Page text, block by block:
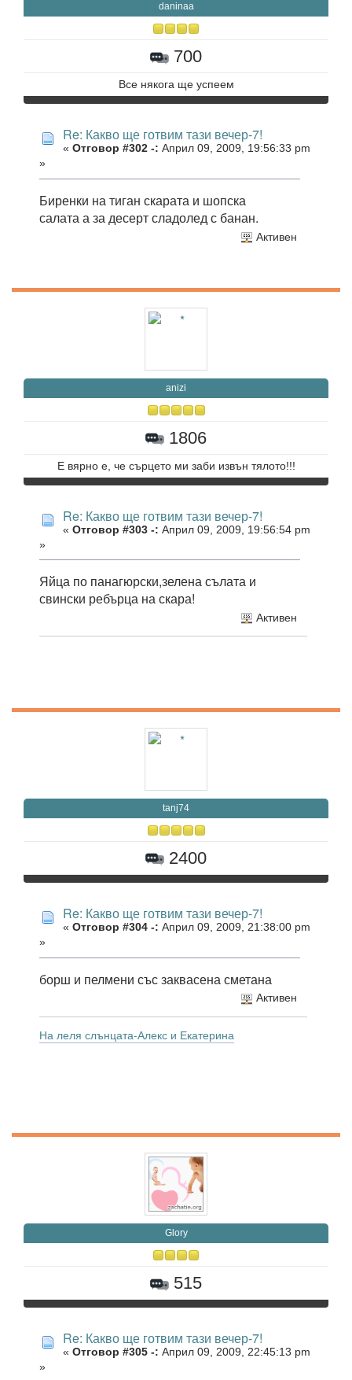
daninaa
700
Все някога ще успеем
Re: Какво ще готвим тази вечер-7!
« Отговор #302 -: Април 09, 2009, 19:56:33 pm
»
Биренки на тиган скарата и шопска
салата а за десерт сладолед с банан.
Активен
anizi
1806
Е вярно е, че сърцето ми заби извън тялото!!!
Re: Какво ще готвим тази вечер-7!
« Отговор #303 -: Април 09, 2009, 19:56:54 pm
»
Яйца по панагюрски,зелена сълата и
свински ребърца на скара!
Активен
tanj74
2400
Re: Какво ще готвим тази вечер-7!
« Отговор #304 -: Април 09, 2009, 21:38:00 pm
»
борш и пелмени със заквасена сметана
Активен
На леля слънцата-Алекс и Екатерина
Glory
515
Re: Какво ще готвим тази вечер-7!
« Отговор #305 -: Април 09, 2009, 22:45:13 pm
»